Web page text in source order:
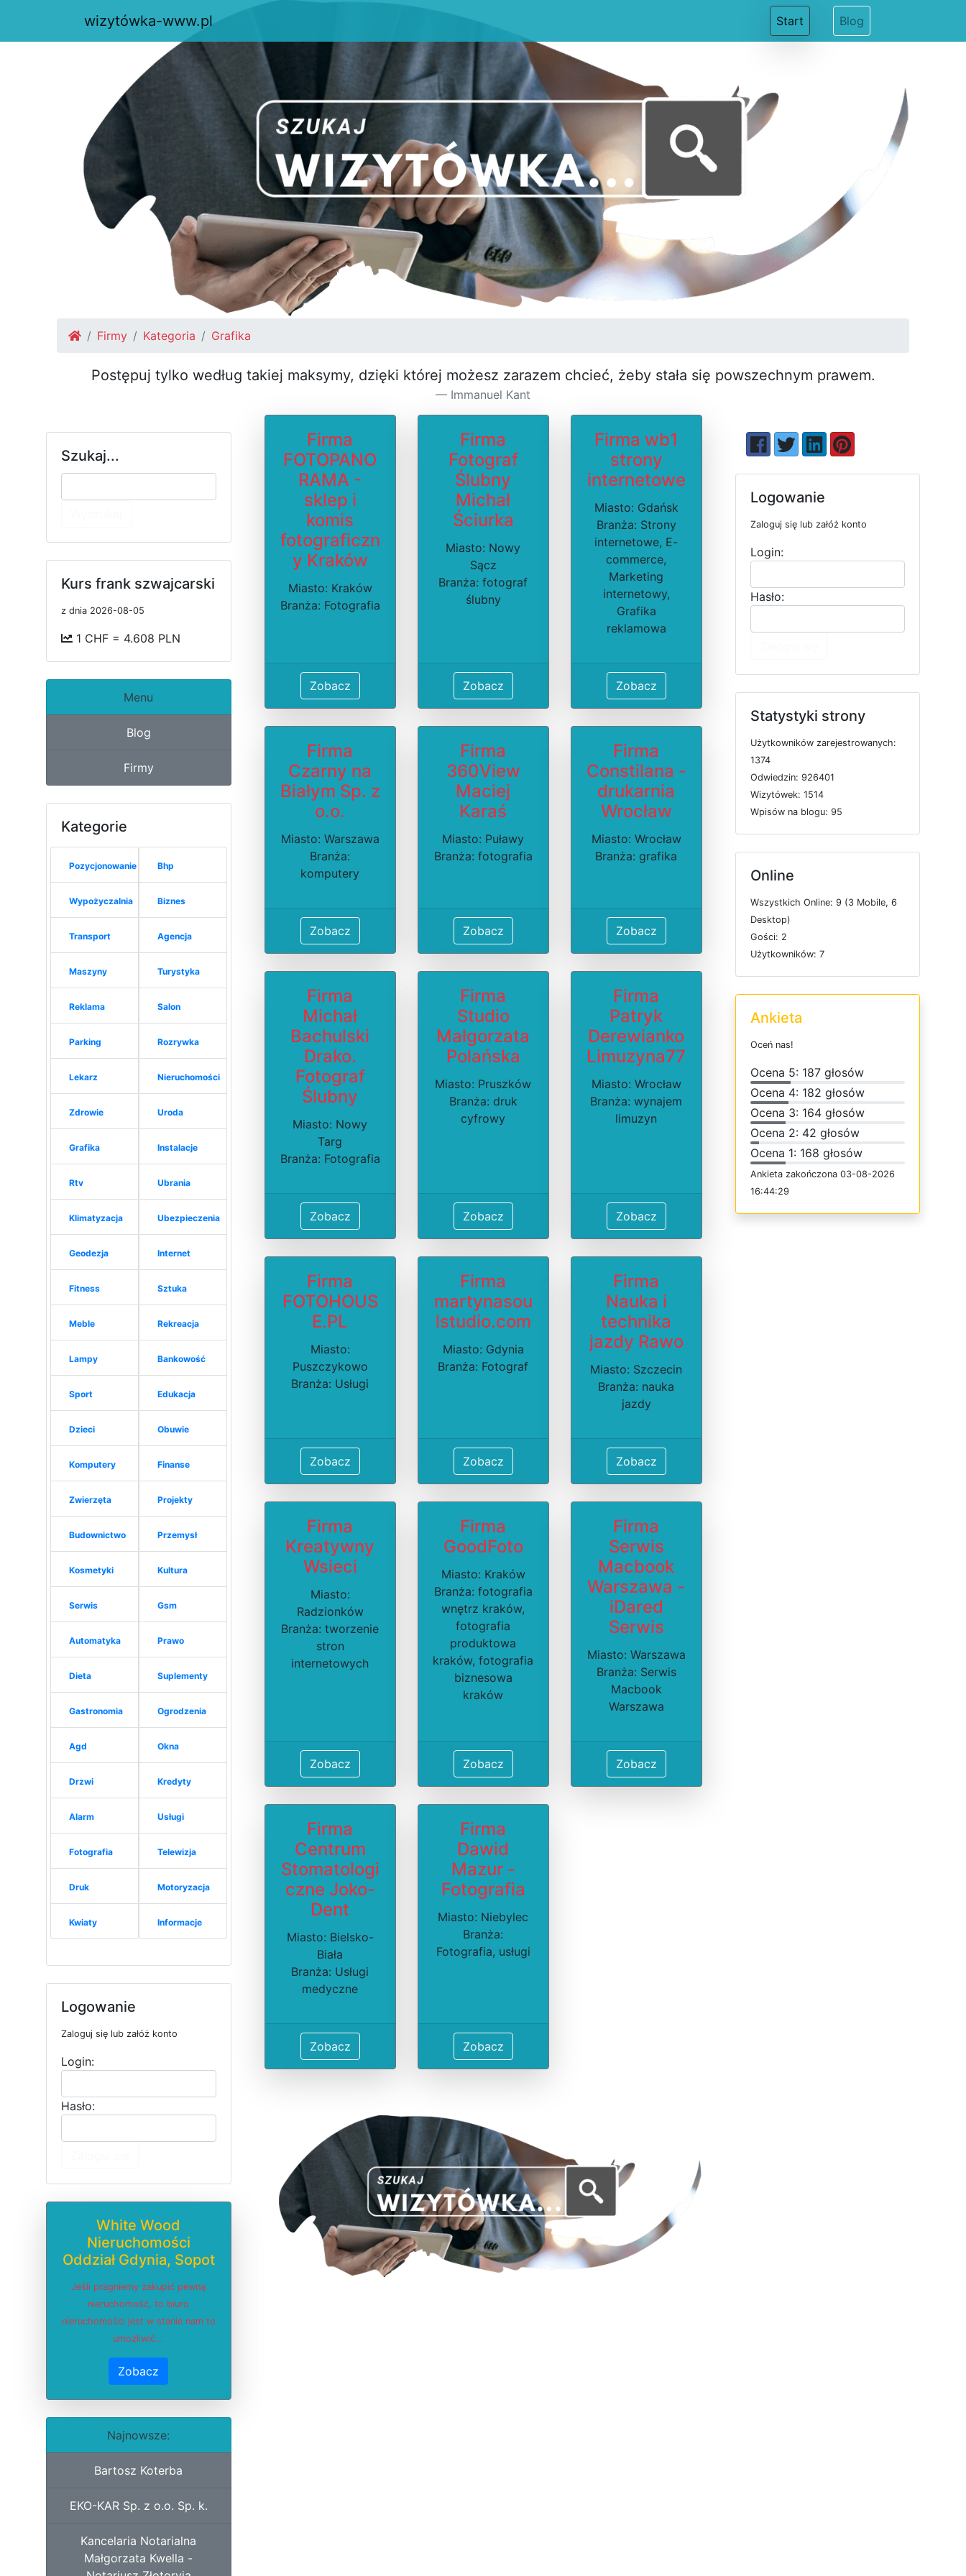
Firmy Kategoria Grafika
Postępuj tylko według takiej maksymy, dzięki której możesz za­razem chcieć, żeby stała się pow­szechnym prawem.
Immanuel Kant
wizytówka-www.pl Start (current)Blog
Szukaj...
Kurs frank szwajcarski
z dnia 2026-08-05
1 CHF = 4.608 PLN
Menu
Blog
Firmy
Kategorie
Pozycjonowanie
Wypożyczalnia
Transport
Maszyny
Reklama
Parking
Lekarz
Zdrowie
Grafika
Rtv
Klimatyzacja
Geodezja
Fitness
Meble
Lampy
Sport
Dzieci
Komputery
Zwierzęta
Budownictwo
Kosmetyki
Serwis
Automatyka
Dieta
Gastronomia
Agd
Drzwi
Alarm
Fotografia
Druk
Kwiaty
Bhp
Biznes
Agencja
Turystyka
Salon
Rozrywka
Nieruchomości
Uroda
Instalacje
Ubrania
Ubezpieczenia
Internet
Sztuka
Rekreacja
Bankowość
Edukacja
Obuwie
Finanse
Projekty
Przemysł
Kultura
Gsm
Prawo
Suplementy
Ogrodzenia
Okna
Kredyty
Usługi
Telewizja
Motoryzacja
Informacje
Logowanie
Zaloguj się lub załóż konto
Login:
Hasło:
White Wood
Nieruchomości
Oddział Gdynia, Sopot
Jeśli pragniemy zakupić pewną
nieruchomość, to biuro
nieruchomości jest w stanie nam to
umożliwić...
Zobacz
Najnowsze:
Bartosz Koterba
EKO-KAR Sp. z o.o. Sp. k.
Kancelaria Notarialna
Małgorzata Kwella -
Firma
FOTOPANO
RAMA -
sklep i
komis
fotograficzn
y Kraków
Miasto: Kraków
Branża: Fotografia
Zobacz
Firma
Fotograf
Ślubny
Michał
Ściurka
Miasto: Nowy
Sącz
Branża: fotograf
ślubny
Zobacz
Firma wb1
strony
internetowe
Miasto: Gdańsk
Branża: Strony
internetowe, E-
commerce,
Marketing
internetowy,
Grafika
reklamowa
Zobacz
Firma
Czarny na
Białym Sp. z
o.o.
Miasto: Warszawa
Branża:
komputery
Zobacz
Firma
360View
Maciej
Karaś
Miasto: Puławy
Branża: fotografia
Zobacz
Firma
Constilana -
drukarnia
Wrocław
Miasto: Wrocław
Branża: grafika
Zobacz
Firma
Michał
Bachulski
Drako.
Fotograf
Ślubny
Miasto: Nowy
Targ
Branża: Fotografia
Zobacz
Firma
Studio
Małgorzata
Polańska
Miasto: Pruszków
Branża: druk
cyfrowy
Zobacz
Firma
Patryk
Derewianko
Limuzyna77
Miasto: Wrocław
Branża: wynajem
limuzyn
Zobacz
Firma
FOTOHOUS
E.PL
Miasto:
Puszczykowo
Branża: Usługi
Zobacz
Firma
martynasou
lstudio.com
Miasto: Gdynia
Branża: Fotograf
Zobacz
Firma
Nauka i
technika
jazdy Rawo
Miasto: Szczecin
Branża: nauka
jazdy
Zobacz
Firma
Kreatywny
Wsieci
Miasto:
Radzionków
Branża: tworzenie
stron
internetowych
Zobacz
Firma
GoodFoto
Miasto: Kraków
Branża: fotografia
wnętrz kraków,
fotografia
produktowa
kraków, fotografia
biznesowa
kraków
Zobacz
Firma
Serwis
Macbook
Warszawa -
iDared
Serwis
Miasto: Warszawa
Branża: Serwis
Macbook
Warszawa
Zobacz
Firma
Centrum
Stomatologi
czne Joko-
Dent
Miasto: Bielsko-
Biała
Branża: Usługi
medyczne
Zobacz
Firma
Dawid
Mazur -
Fotografia
Miasto: Niebylec
Branża:
Fotografia, usługi
Zobacz
Logowanie
Zaloguj się lub załóż konto
Login:
Hasło:
Statystyki strony
Użytkowników zarejestrowanych:
1374
Odwiedzin: 926401
Wizytówek: 1514
Wpisów na blogu: 95
Online
Wszystkich Online: 9 (3 Mobile, 6
Desktop)
Gości: 2
Użytkowników: 7
Ankieta
Oceń nas!
Ocena 5: 187 głosów
Ocena 4: 182 głosów
Ocena 3: 164 głosów
Ocena 2: 42 głosów
Ocena 1: 168 głosów
Ankieta zakończona 03-08-2026
16:44:29